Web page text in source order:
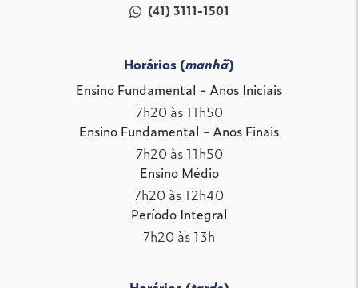
(41) 3111-1501
Horários (manhã)
Ensino Fundamental - Anos Iniciais
7h20 às 11h50
Ensino Fundamental - Anos Finais
7h20 às 11h50
Ensino Médio
7h20 às 12h40
Período Integral
7h20 às 13h